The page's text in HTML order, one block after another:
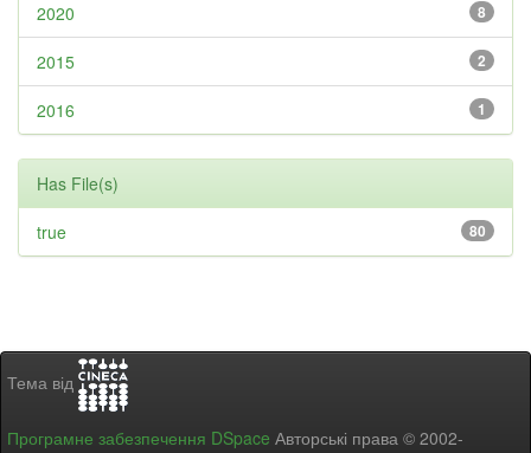
8
2020
2
2015
1
2016
Has File(s)
80
true
Тема від
Програмне забезпечення DSpace Авторські права © 2002-